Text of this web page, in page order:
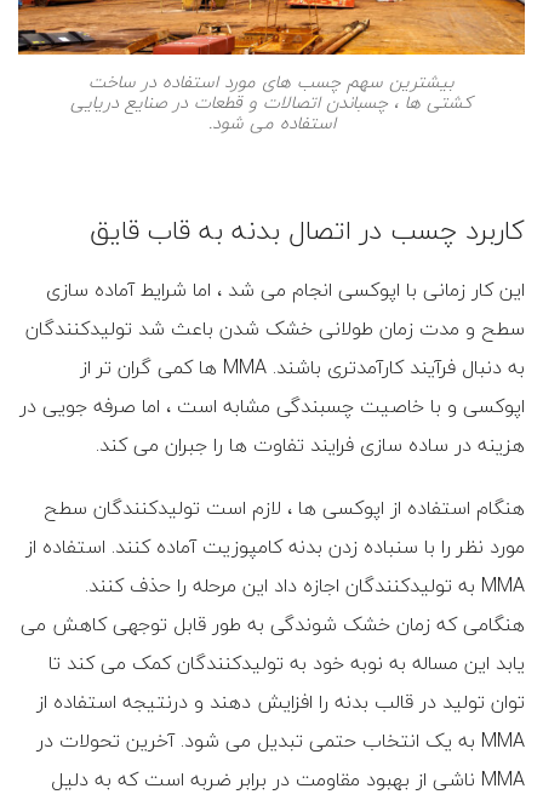
بیشترین سهم چسب های مورد استفاده در ساخت
کشتی ها ، چسباندن اتصالات و قطعات در صنایع دریایی
استفاده می شود.
کاربرد چسب در اتصال بدنه به قاب قایق
این کار زمانی با اپوکسی انجام می شد ، اما شرایط آماده سازی
سطح و مدت زمان طولانی خشک شدن باعث شد تولیدکنندگان
به دنبال فرآیند کارآمدتری باشند. MMA ها کمی گران تر از
اپوکسی و با خاصیت چسبندگی مشابه است ، اما صرفه جویی در
هزینه در ساده سازی فرایند تفاوت ها را جبران می کند.
هنگام استفاده از اپوکسی ها ، لازم است تولیدکنندگان سطح
مورد نظر را با سنباده زدن بدنه کامپوزیت آماده کنند. استفاده از
MMA به تولیدکنندگان اجازه داد این مرحله را حذف کنند.
هنگامی که زمان خشک شوندگی به طور قابل توجهی کاهش می
یابد این مساله به نوبه خود به تولیدکنندگان کمک می کند تا
توان تولید در قالب بدنه را افزایش دهند و درنتیجه استفاده از
MMA به یک انتخاب حتمی تبدیل می شود. آخرین تحولات در
MMA ناشی از بهبود مقاومت در برابر ضربه است که به دلیل